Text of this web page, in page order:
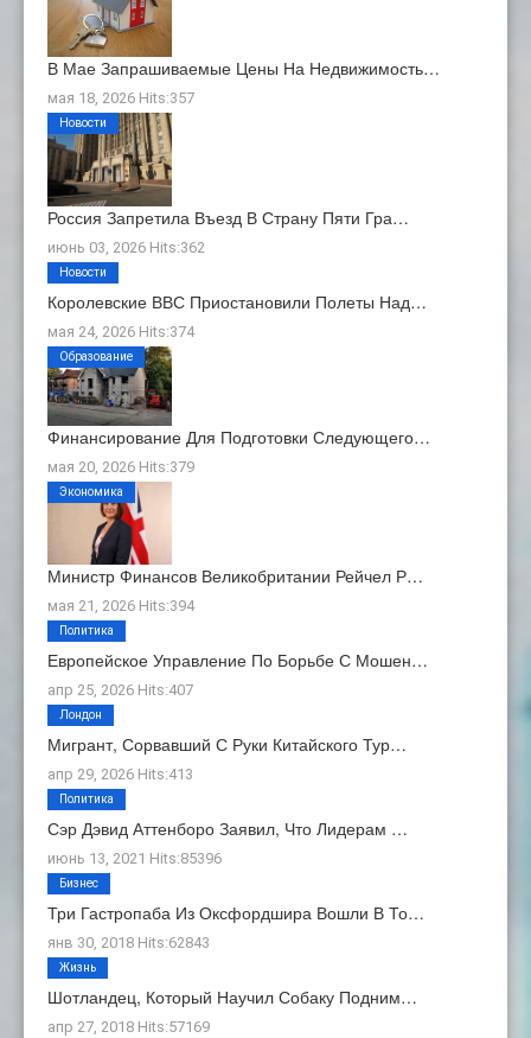
В Мае Запрашиваемые Цены На Недвижимость…
мая 18, 2026 Hits:357
Россия Запретила Въезд В Страну Пяти Гра…
июнь 03, 2026 Hits:362
Новости
Королевские ВВС Приостановили Полеты Над…
мая 24, 2026 Hits:374
Новости
Финансирование Для Подготовки Следующего…
мая 20, 2026 Hits:379
Образование
Министр Финансов Великобритании Рейчел Р…
мая 21, 2026 Hits:394
Экономика
Европейское Управление По Борьбе С Мошен…
апр 25, 2026 Hits:407
Политика
Мигрант, Сорвавший С Руки Китайского Тур…
апр 29, 2026 Hits:413
Лондон
Сэр Дэвид Аттенборо Заявил, Что Лидерам …
июнь 13, 2021 Hits:85396
Политика
Три Гастропаба Из Оксфордшира Вошли В То…
янв 30, 2018 Hits:62843
Бизнес
Шотландец, Который Научил Собаку Подним…
апр 27, 2018 Hits:57169
Жизнь